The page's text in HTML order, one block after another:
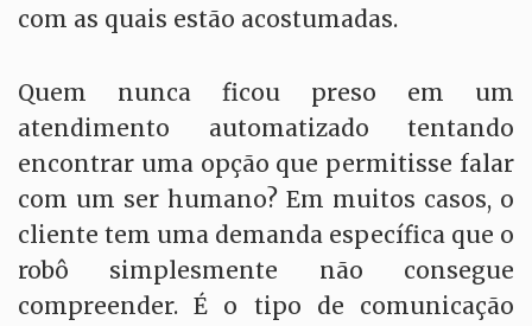
com as quais estão acostumadas.
Quem nunca ficou preso em um
atendimento automatizado tentando
encontrar uma opção que permitisse falar
com um ser humano? Em muitos casos, o
cliente tem uma demanda específica que o
robô simplesmente não consegue
compreender. É o tipo de comunicação